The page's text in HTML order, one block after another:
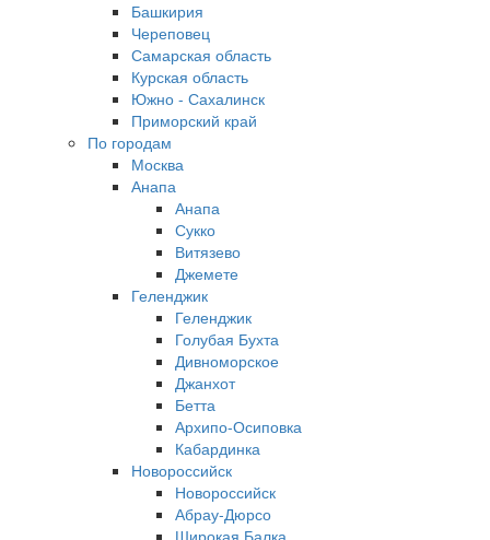
Башкирия
Череповец
Самарская область
Курская область
Южно - Сахалинск
Приморский край
По городам
Москва
Анапа
Анапа
Сукко
Витязево
Джемете
Геленджик
Геленджик
Голубая Бухта
Дивноморское
Джанхот
Бетта
Архипо-Осиповка
Кабардинка
Новороссийск
Новороссийск
Абрау-Дюрсо
Широкая Балка